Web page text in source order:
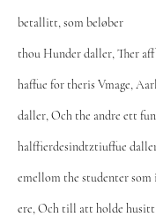
betallitt, som beløber
thou Hunder daller, Ther
haffue for theris Vmage,
daller, Och the andre ett
halffierdesindtztiuffue
emellom the studenter som
ere, Och till att holde husitt